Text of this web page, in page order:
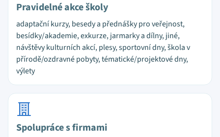
Pravidelné akce školy
adaptační kurzy, besedy a přednášky pro veřejnost,
besídky/akademie, exkurze, jarmarky a dílny, jiné,
návštěvy kulturních akcí, plesy, sportovní dny, škola v
přírodě/ozdravné pobyty, tématické/projektové dny,
výlety
Spolupráce s firmami